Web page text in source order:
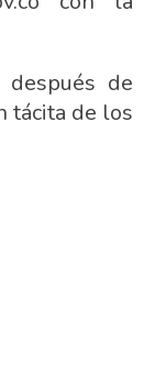
de
tácita de los